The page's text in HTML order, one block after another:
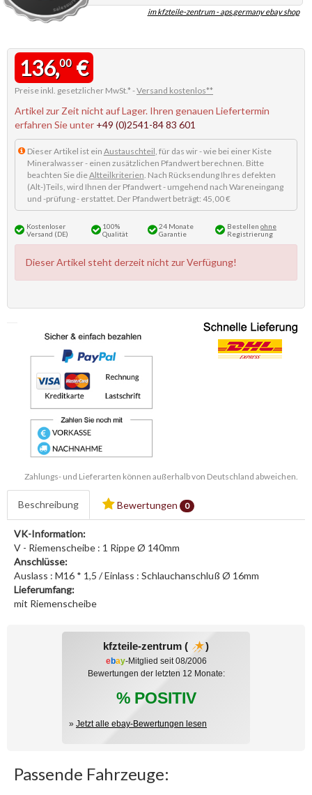
im kfzteile-zentrum - aps.germany ebay shop
136,00€
Preise inkl. gesetzlicher MwSt.* -Versand kostenlos**
Artikel zur Zeit nicht auf Lager. Ihren genauen Liefertermin
erfahren Sie unter +49 (0)2541-84 83 601
Dieser Artikel ist ein Austauschteil, für das wir - wie bei einer Kiste
Mineralwasser - einen zusätzlichen Pfandwert berechnen. Bitte
beachten Sie dieAltteilkriterien. Nach Rücksendung Ihres defekten
(Alt-)Teils, wird Ihnen der Pfandwert - umgehend nach Wareneingang
und -prüfung - erstattet. Der Pfandwert beträgt: 45,00 €
Kostenloser
Versand (DE)
100%
Qualität
24 Monate
Garantie
Bestellen ohne
Registrierung
Dieser Artikel steht derzeit nicht zur Verfügung!
Zahlungs- und Lieferarten können außerhalb von Deutschland abweichen.
Beschreibung Bewertungen 0
VK-Information:
V - Riemenscheibe : 1 Rippe Ø 140mm
Anschlüsse:
Auslass : M16 * 1,5 / Einlass : Schlauchanschluß Ø 16mm
Lieferumfang:
mit Riemenscheibe
kfzteile-zentrum ( )
ebay-Mitglied seit 08/2006
Bewertungen der letzten 12 Monate:
% POSITIV
» Jetzt alle ebay-Bewertungen lesen
Passende Fahrzeuge: